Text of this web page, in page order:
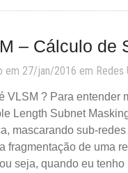
– Cálculo de
em 27/jan/2016 em Redes
VLSM ? Para entender
Length Subnet
mascarando sub-
fragmentação de uma
seja, quando eu tenho